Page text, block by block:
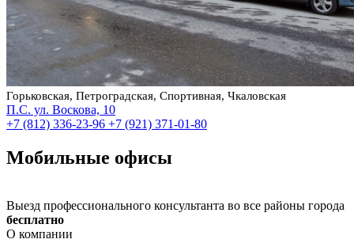
Горьковская, Петроградская, Спортивная, Чкаловская
П.С. ул. Воскова, 10
+7 (812) 336-23-96 +7 (921) 371-01-80
Мобильные офисы
Выезд профессионального консультанта во все районы города
бесплатно
О компании